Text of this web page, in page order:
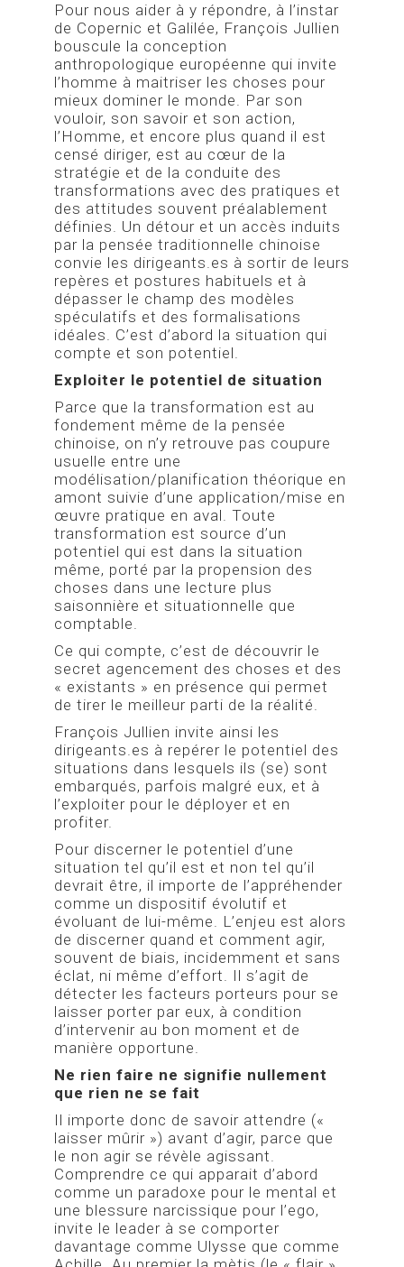
Pour nous aider à y répondre, à l’instar
de Copernic et Galilée, François Jullien
bouscule la conception
anthropologique européenne qui invite
l’homme à maitriser les choses pour
mieux dominer le monde. Par son
vouloir, son savoir et son action,
l’Homme, et encore plus quand il est
censé diriger, est au cœur de la
stratégie et de la conduite des
transformations avec des pratiques et
des attitudes souvent préalablement
définies. Un détour et un accès induits
par la pensée traditionnelle chinoise
convie les dirigeants.es à sortir de leurs
repères et postures habituels et à
dépasser le champ des modèles
spéculatifs et des formalisations
idéales. C’est d’abord la situation qui
compte et son potentiel.
Exploiter le potentiel de situation
Parce que la transformation est au
fondement même de la pensée
chinoise, on n’y retrouve pas coupure
usuelle entre une
modélisation/planification théorique en
amont suivie d’une application/mise en
œuvre pratique en aval. Toute
transformation est source d’un
potentiel qui est dans la situation
même, porté par la propension des
choses dans une lecture plus
saisonnière et situationnelle que
comptable.
Ce qui compte, c’est de découvrir le
secret agencement des choses et des
« existants » en présence qui permet
de tirer le meilleur parti de la réalité.
François Jullien invite ainsi les
dirigeants.es à repérer le potentiel des
situations dans lesquels ils (se) sont
embarqués, parfois malgré eux, et à
l’exploiter pour le déployer et en
profiter.
Pour discerner le potentiel d’une
situation tel qu’il est et non tel qu’il
devrait être, il importe de l’appréhender
comme un dispositif évolutif et
évoluant de lui-même. L’enjeu est alors
de discerner quand et comment agir,
souvent de biais, incidemment et sans
éclat, ni même d’effort. Il s’agit de
détecter les facteurs porteurs pour se
laisser porter par eux, à condition
d’intervenir au bon moment et de
manière opportune.
Ne rien faire ne signifie nullement
que rien ne se fait
Il importe donc de savoir attendre («
laisser mûrir ») avant d’agir, parce que
le non agir se révèle agissant.
Comprendre ce qui apparait d’abord
comme un paradoxe pour le mental et
une blessure narcissique pour l’ego,
invite le leader à se comporter
davantage comme Ulysse que comme